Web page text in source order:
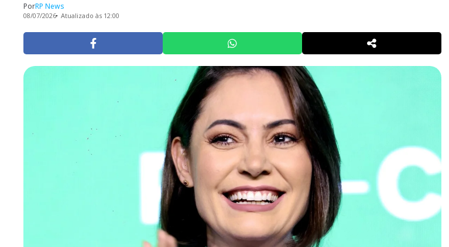
PorRP News
08/07/2026 Atualizado às 12:00